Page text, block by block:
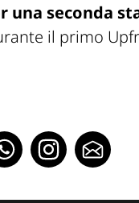
una seconda
il primo